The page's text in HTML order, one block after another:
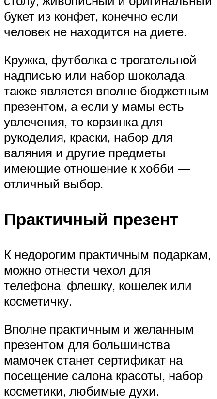
букет из конфет, конечно если
человек не находится на диете.
Кружка, футболка с трогательной
надписью или набор шоколада,
также является вполне бюджетным
презентом, а если у мамы есть
увлечения, то корзинка для
рукоделия, краски, набор для
валяния и другие предметы
имеющие отношение к хобби —
отличный выбор.
Практичный презент
К недорогим практичным подаркам,
можно отнести чехол для
телефона, флешку, кошелек или
косметичку.
Вполне практичным и желанным
презентом для большинства
мамочек станет сертификат на
посещение салона красоты, набор
косметики, любимые духи.